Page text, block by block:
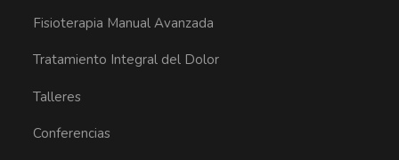
Fisioterapia Manual Avanzada
Tratamiento Integral del Dolor
Talleres
Conferencias